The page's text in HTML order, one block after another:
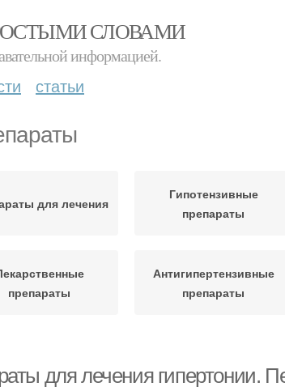
СЛОВАМИ
информацией.
статьи
для лечения
Гипотензивные
препараты
препараты
Антигипертензивные
препараты
для лечения гипертонии.